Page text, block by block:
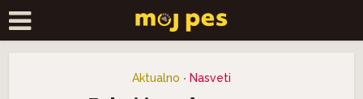
Aktualno • Nasveti